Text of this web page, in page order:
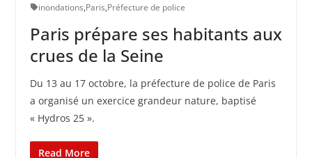
inondations,Paris,Préfecture de police
Paris prépare ses habitants aux
crues de la Seine
Du 13 au 17 octobre, la préfecture de police de Paris
a organisé un exercice grandeur nature, baptisé
« Hydros 25 ».
Read More